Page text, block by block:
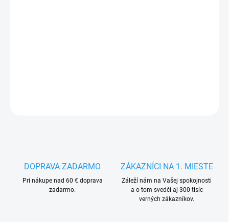
DOPRAVA ZADARMO
Pri nákupe nad 60 € doprava
zadarmo.
ZÁKAZNÍCI NA 1. MIESTE
Záleží nám na Vašej spokojnosti
a o tom svedčí aj 300 tisíc
verných zákazníkov.